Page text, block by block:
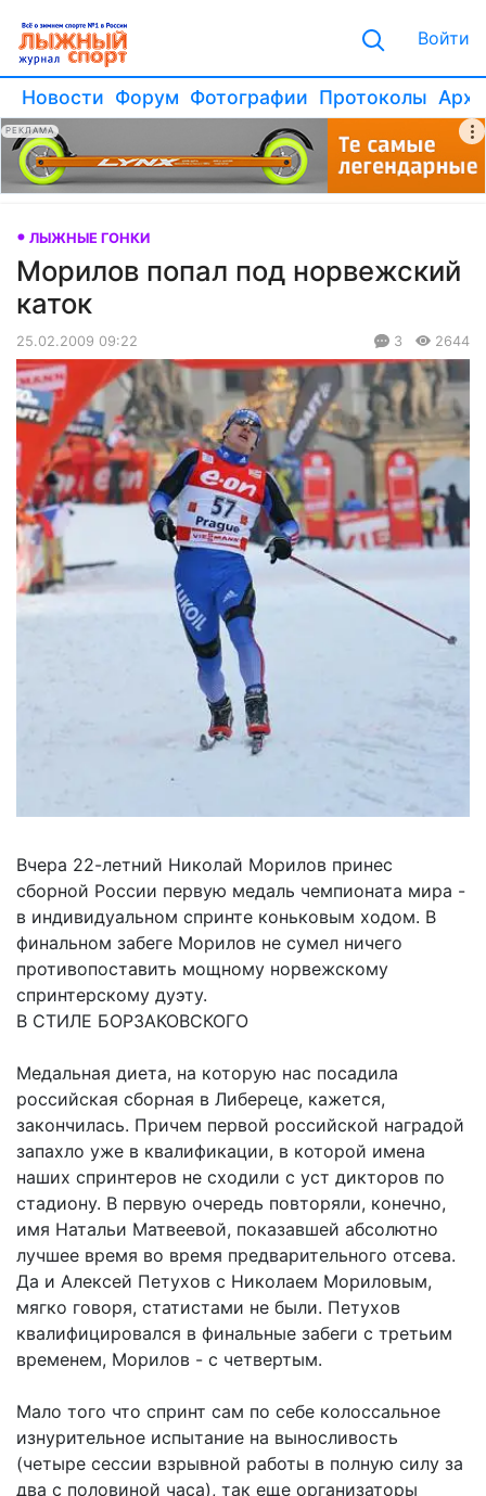
Войти
Новости Форум Фотографии Протоколы
РЕКЛАМА
ЛЫЖНЫЕ ГОНКИ
Морилов попал под норвежский
каток
25.02.2009 09:22 3 2644
Вчера 22-летний Николай Морилов принес
сборной России первую медаль чемпионата мира -
в индивидуальном спринте коньковым ходом. В
финальном забеге Морилов не сумел ничего
противопоставить мощному норвежскому
спринтерскому дуэту.
В СТИЛЕ БОРЗАКОВСКОГО
Медальная диета, на которую нас посадила
российская сборная в Либереце, кажется,
закончилась. Причем первой российской наградой
запахло уже в квалификации, в которой имена
наших спринтеров не сходили с уст дикторов по
стадиону. В первую очередь повторяли, конечно,
имя Натальи Матвеевой, показавшей абсолютно
лучшее время во время предварительного отсева.
Да и Алексей Петухов с Николаем Мориловым,
мягко говоря, статистами не были. Петухов
квалифицировался в финальные забеги с третьим
временем, Морилов - с четвертым.
Мало того что спринт сам по себе колоссальное
изнурительное испытание на выносливость
(четыре сессии взрывной работы в полную силу за
два с половиной часа), так еще организаторы